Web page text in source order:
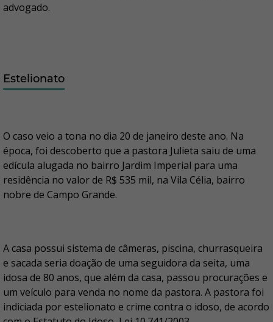
advogado.
Estelionato
O caso veio a tona no dia 20 de janeiro deste ano. Na
época, foi descoberto que a pastora Julieta saiu de uma
edícula alugada no bairro Jardim Imperial para uma
residência no valor de R$ 535 mil, na Vila Célia, bairro
nobre de Campo Grande.
A casa possui sistema de câmeras, piscina, churrasqueira
e sacada seria doação de uma seguidora da seita, uma
idosa de 80 anos, que além da casa, passou procurações e
um veículo para venda no nome da pastora. A pastora foi
indiciada por estelionato e crime contra o idoso, de acordo